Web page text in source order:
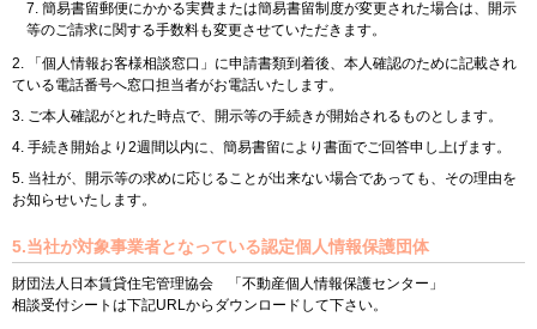
簡易書留郵便にかかる実費または簡易書留制度が変更された場合は、開示
等のご請求に関する手数料も変更させていただきます。
「個人情報お客様相談窓口」に申請書類到着後、本人確認のために記載され
ている電話番号へ窓口担当者がお電話いたします。
ご本人確認がとれた時点で、開示等の手続きが開始されるものとします。
手続き開始より2週間以内に、簡易書留により書面でご回答申し上げます。
当社が、開示等の求めに応じることが出来ない場合であっても、その理由を
お知らせいたします。
5.当社が対象事業者となっている認定個人情報保護団体
財団法人日本賃貸住宅管理協会 「不動産個人情報保護センター」
相談受付シートは下記URLからダウンロードして下さい。